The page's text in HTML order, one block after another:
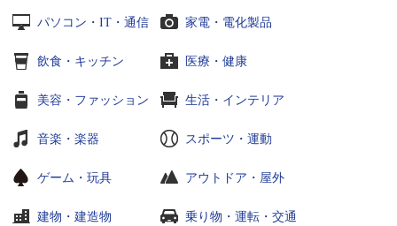
パソコン・IT・通信 家電・電化製品
飲食・キッチン 医療・健康
美容・ファッション 生活・インテリア
音楽・楽器 スポーツ・運動
ゲーム・玩具 アウトドア・屋外
建物・建造物 乗り物・運転・交通